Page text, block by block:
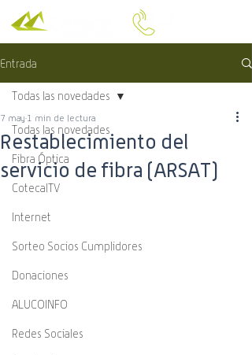
Entrada
Todas las novedades
Fibra Óptica
CotecalTV
Internet
Sorteo Socios Cumplidores
Donaciones
ALUCOINFO
Redes Sociales
Todas las novedades
Restablecimiento del
servicio de fibra (ARSAT)
7 may 1 min de lectura